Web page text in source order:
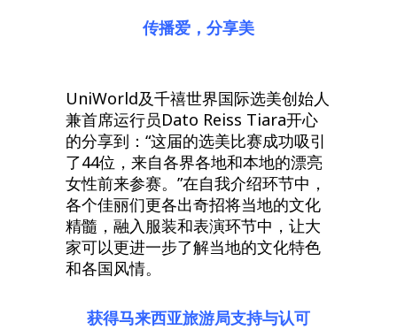
传播爱，分享美
UniWorld及千禧世界国际选美创始人
兼首席运行员Dato Reiss Tiara开心
的分享到：“这届的选美比赛成功吸引
了44位，来自各界各地和本地的漂亮
女性前来参赛。”在自我介绍环节中，
各个佳丽们更各出奇招将当地的文化
精髓，融入服装和表演环节中，让大
家可以更进一步了解当地的文化特色
和各国风情。
获得马来西亚旅游局支持与认可